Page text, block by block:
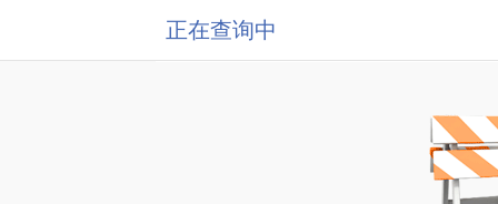
正在查询中